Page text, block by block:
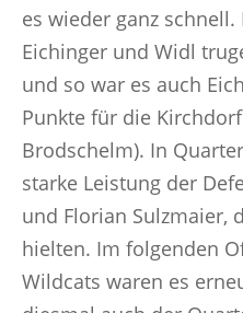
es wieder ganz schnell.
Eichinger und Widl
und so war es auch
Punkte für die
Brodschelm). In
starke Leistung der
und Florian Sulzmaier,
hielten. Im folgenden
Wildcats waren es